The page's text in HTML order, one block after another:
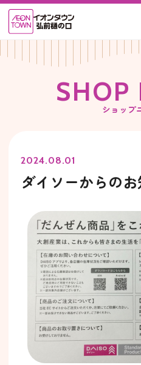
SHOP
ショップ
2024.08.01
ダイソーからの